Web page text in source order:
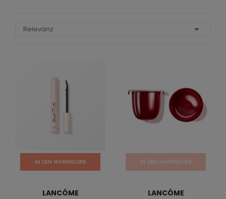
Relevanz 
IN DEN WARENKORB
LANCÔME
IN DEN WARENKORB
LANCÔME